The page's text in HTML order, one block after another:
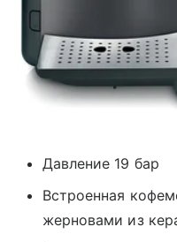
Давление 19 бар
Встроенная
жерновами из